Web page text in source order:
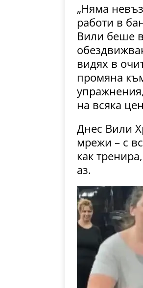
„Няма
работи в
Вили беше
видях в
промяна
на всяка
Днес Вили
мрежи – с
как
аз.